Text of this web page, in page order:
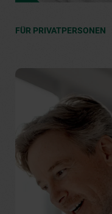
FÜR PRIVATPERSONEN